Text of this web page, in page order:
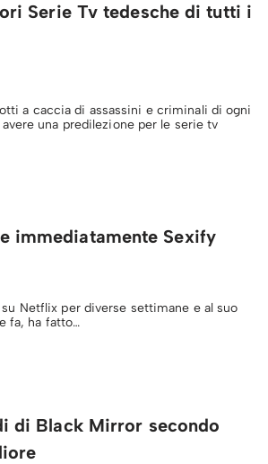
Serie Tv tedesche di tutti i
a caccia di assassini e criminali di ogni
una predilezione per le serie tv
immediatamente Sexify
Netflix per diverse settimane e al suo
fa, ha fatto…
di Black Mirror secondo